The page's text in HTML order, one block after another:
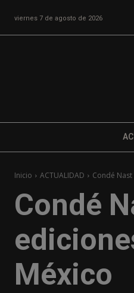
viernes 7 de agosto de 2026
Inicio ACTUALIDAD Condé
Condé
México